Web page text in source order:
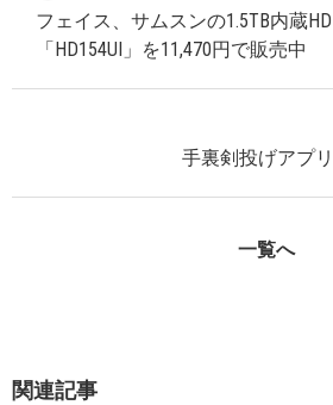
フェイス、サムスンの1.5TB内蔵
「HD154UI」を11,470円で販売中
手裏剣投げアプ
一覧へ
関連記事